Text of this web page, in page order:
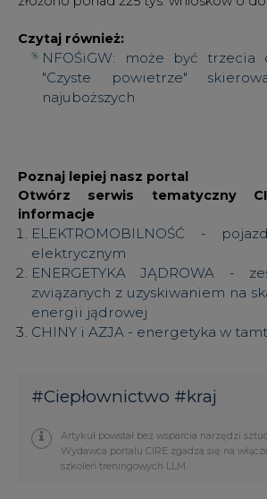
Czytaj również:
NFOŚiGW: może być trzecia
"Czyste powietrze"
najuboższych
Poznaj lepiej nasz portal
Otwórz serwis tematyczny
informacje
ELEKTROMOBILNOŚĆ -
elektrycznym
ENERGETYKA JĄDROWA -
związanych z uzyskiwaniem na
energii jądrowej
CHINY i AZJA - energetyka w
#Ciepłownictwo #kraj
Artykuł powstał bez wsparcia narzędzi
Wydawca portalu CIRE zgadza się na
szkoleń treningowych LLM.